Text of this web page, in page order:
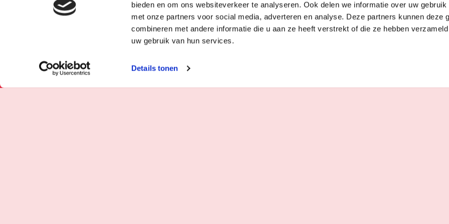
bieden en om ons websiteverkeer te analyseren. Ook delen we informatie over uw
met onze partners voor social media, adverteren en analyse. Deze partners kunnen deze
combineren met andere informatie die u aan ze heeft verstrekt of die ze hebben
uw gebruik van hun services.
Details tonen